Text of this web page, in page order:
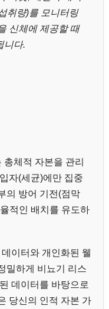
취량)를 모니터링
신체에 제공할 때
니다.
체적 자본을 관리
자(세균)에만 집중
의 방어 기전(점막
적인 배치를 유도하
이터와 개인화된 웰
밀하게 비뇨기 리스
데이터를 바탕으로
당신의 인적 자본 가